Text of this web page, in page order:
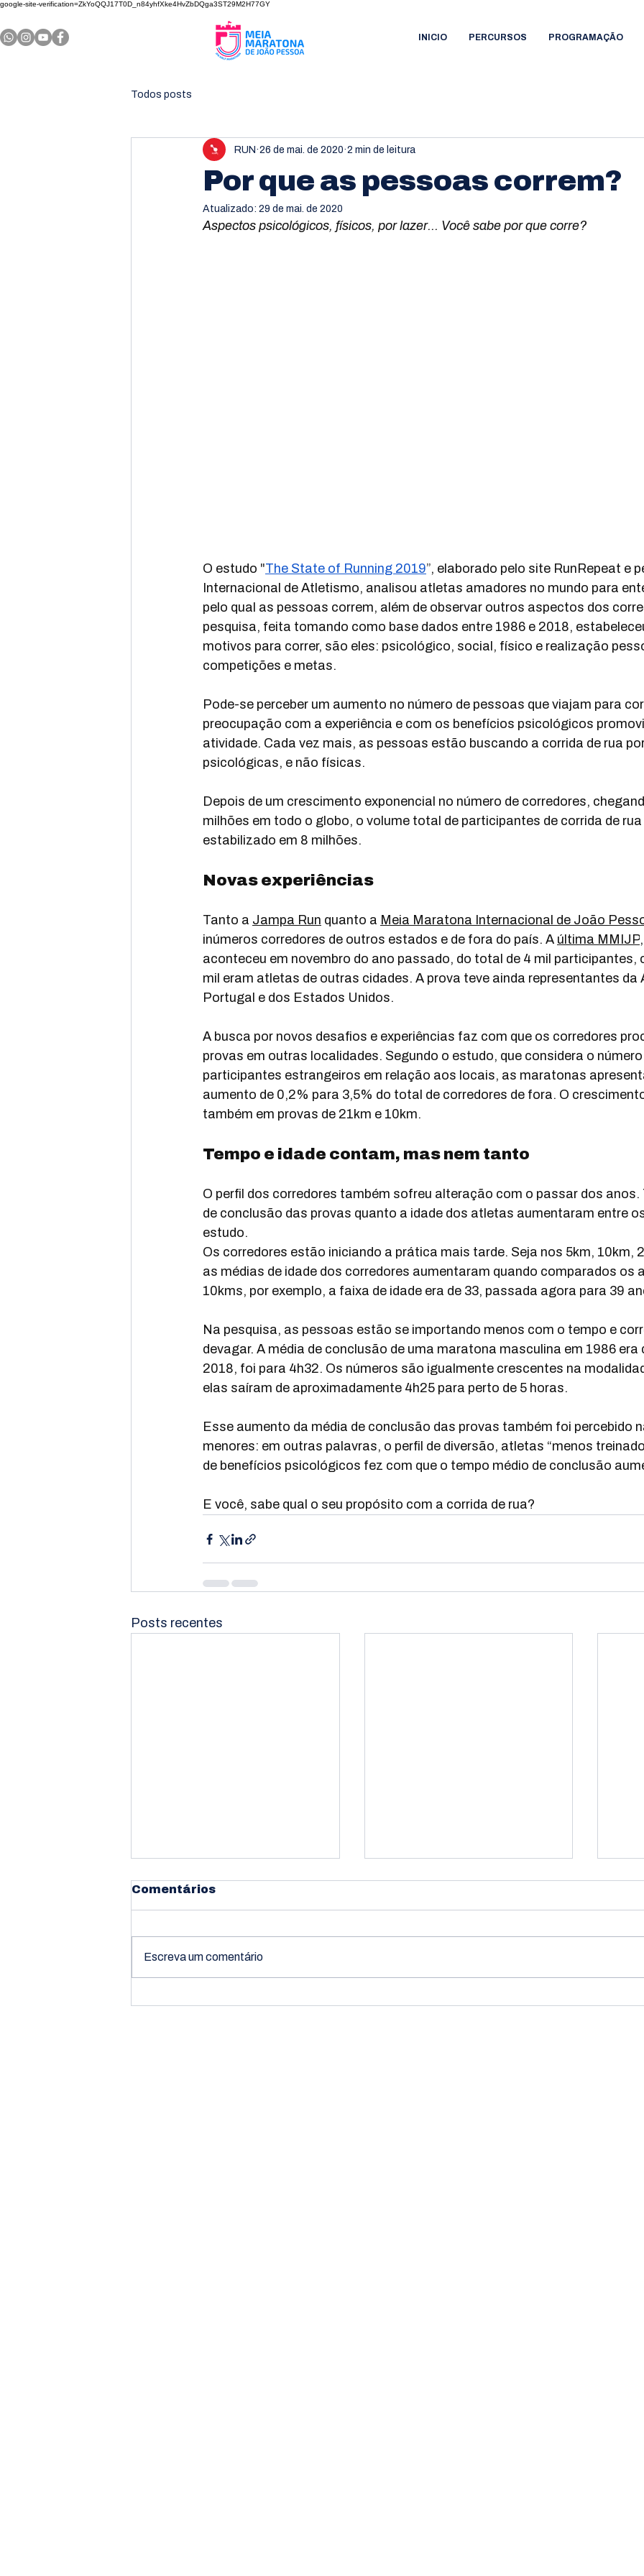
google-site-verification=ZkYoQQJ17T0D_n84yhfXke4HvZbDQga3ST29M2H77GY
INICIO PERCURSOS PROGRAMAÇÃO
Todos posts
Por que as pessoas correm?
RUN 26 de mai. de 2020 2 min de leitura
Atualizado: 29 de mai. de 2020
Aspectos psicológicos, físicos, por lazer... Você sabe por que corre?
O estudo "The State of Running 2019”, elaborado pelo site RunRepeat e
Internacional de Atletismo, analisou atletas amadores no mundo para
pelo qual as pessoas correm, além de observar outros aspectos dos
pesquisa, feita tomando como base dados entre 1986 e 2018,
motivos para correr, são eles: psicológico, social, físico e realização
competições e metas.
Pode-se perceber um aumento no número de pessoas que viajam para
preocupação com a experiência e com os benefícios psicológicos
atividade. Cada vez mais, as pessoas estão buscando a corrida de rua
psicológicas, e não físicas.
Depois de um crescimento exponencial no número de corredores,
milhões em todo o globo, o volume total de participantes de corrida de
estabilizado em 8 milhões.
Novas experiências
Tanto a Jampa Run quanto a Meia Maratona Internacional de João
inúmeros corredores de outros estados e de fora do país. A última MMIJP
aconteceu em novembro do ano passado, do total de 4 mil participantes,
mil eram atletas de outras cidades. A prova teve ainda representantes da
Portugal e dos Estados Unidos.
A busca por novos desafios e experiências faz com que os corredores
provas em outras localidades. Segundo o estudo, que considera o número
participantes estrangeiros em relação aos locais, as maratonas
aumento de 0,2% para 3,5% do total de corredores de fora. O
também em provas de 21km e 10km.
Tempo e idade contam, mas nem tanto
O perfil dos corredores também sofreu alteração com o passar dos
de conclusão das provas quanto a idade dos atletas aumentaram entre
estudo.
Os corredores estão iniciando a prática mais tarde. Seja nos 5km, 10km,
as médias de idade dos corredores aumentaram quando comparados os
10kms, por exemplo, a faixa de idade era de 33, passada agora para 39
Na pesquisa, as pessoas estão se importando menos com o tempo e
devagar. A média de conclusão de uma maratona masculina em 1986 era
2018, foi para 4h32. Os números são igualmente crescentes na
elas saíram de aproximadamente 4h25 para perto de 5 horas.
Esse aumento da média de conclusão das provas também foi percebido
menores: em outras palavras, o perfil de diversão, atletas “menos
de benefícios psicológicos fez com que o tempo médio de conclusão
E você, sabe qual o seu propósito com a corrida de rua?
Posts recentes
Comentários
Escreva um comentário